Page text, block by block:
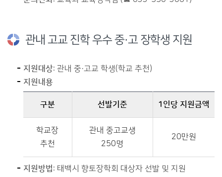
관내 고교 진학 우수 중·고 장학생 지원
지원대상: 관내 중·고교 학생(학교 추천)
지원내용
구분 선발기준 1인당 지원금액
학교장
추천
관내 중고교생
250명
20만원
지원방법: 태백시 향토장학회 대상자 선발 및 지원